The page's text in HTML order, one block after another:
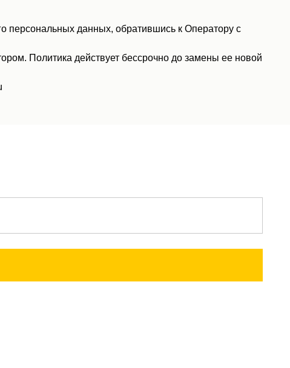
персональных данных, обратившись к Оператору с
Политика действует бессрочно до замены ее новой